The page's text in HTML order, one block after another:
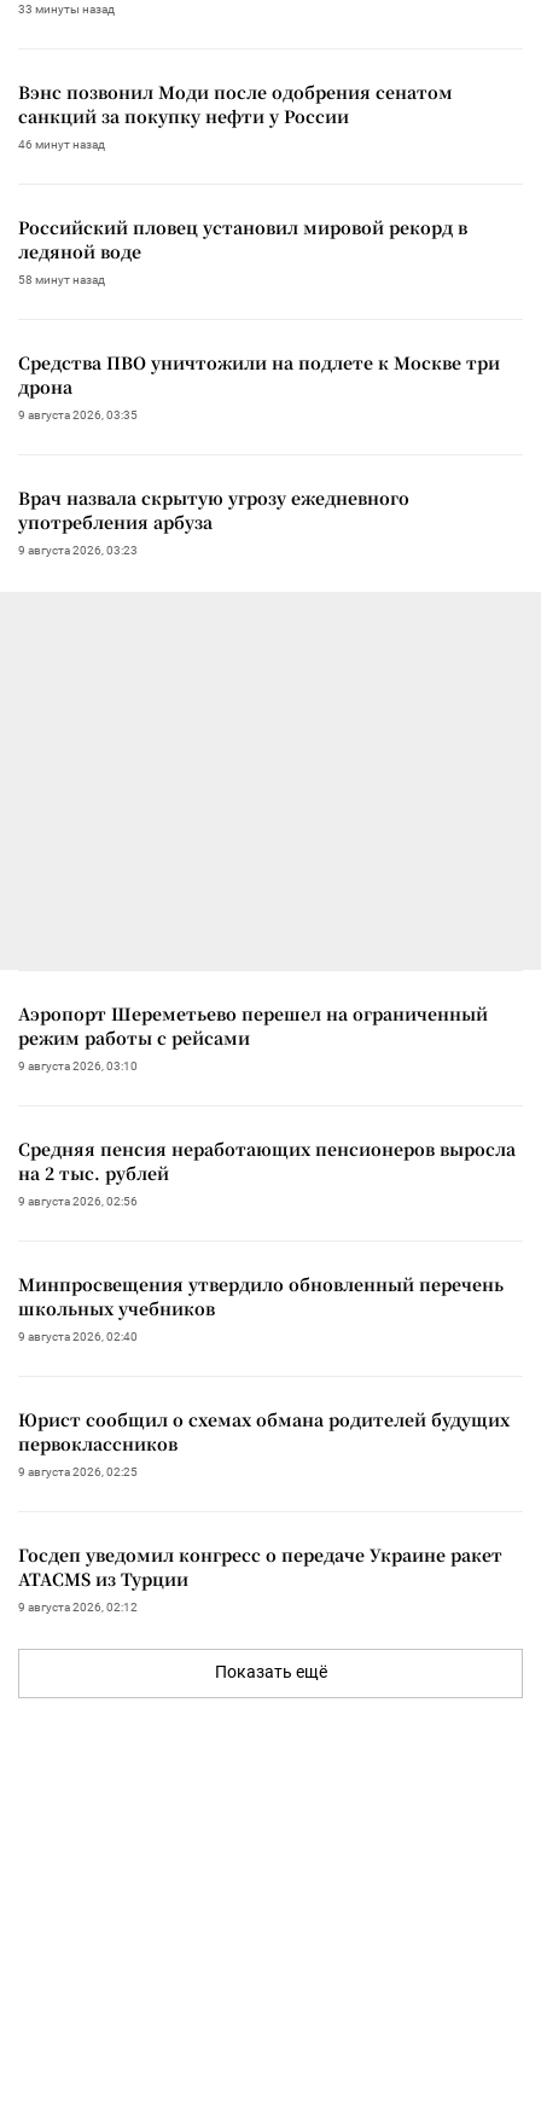
33 минуты назад
Вэнс позвонил Моди после одобрения сенатом
санкций за покупку нефти у России
46 минут назад
Российский пловец установил мировой рекорд в
ледяной воде
58 минут назад
Средства ПВО уничтожили на подлете к Москве три
дрона
9 августа 2026, 03:35
Врач назвала скрытую угрозу ежедневного
употребления арбуза
9 августа 2026, 03:23
Аэропорт Шереметьево перешел на ограниченный
режим работы с рейсами
9 августа 2026, 03:10
Средняя пенсия неработающих пенсионеров выросла
на 2 тыс. рублей
9 августа 2026, 02:56
Минпросвещения утвердило обновленный перечень
школьных учебников
9 августа 2026, 02:40
Юрист сообщил о схемах обмана родителей будущих
первоклассников
9 августа 2026, 02:25
Госдеп уведомил конгресс о передаче Украине ракет
ATACMS из Турции
9 августа 2026, 02:12
Показать ещё